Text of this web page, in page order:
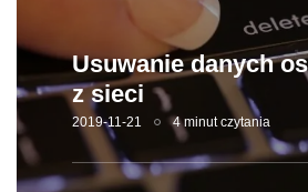
Usuwanie danych
z sieci
2019-11-21 4 minut czytania